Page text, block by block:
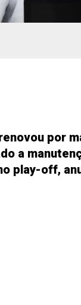
por
a
play-off,